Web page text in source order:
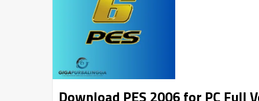
Download PES 2006 for PC Full